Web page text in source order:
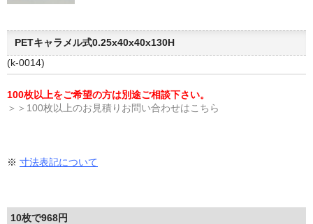
PETキャラメル式0.25x40x40x130H
(k-0014)
100枚以上をご希望の方は別途ご相談下さい。
＞＞100枚以上のお見積りお問い合わせはこちら
※ 寸法表記について
10枚で968円